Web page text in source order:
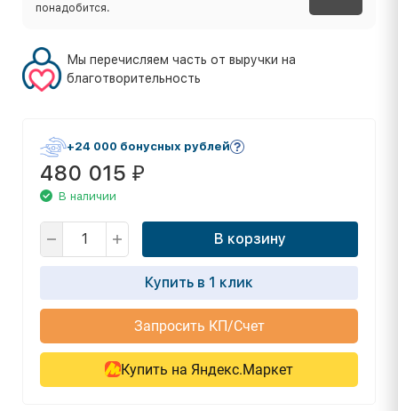
понадобится.
Мы перечисляем часть от выручки на
благотворительность
+24 000 бонусных рублей
480 015 ₽
В наличии
В корзину
Купить в 1 клик
Запросить КП/Счет
Купить на Яндекс.Маркет